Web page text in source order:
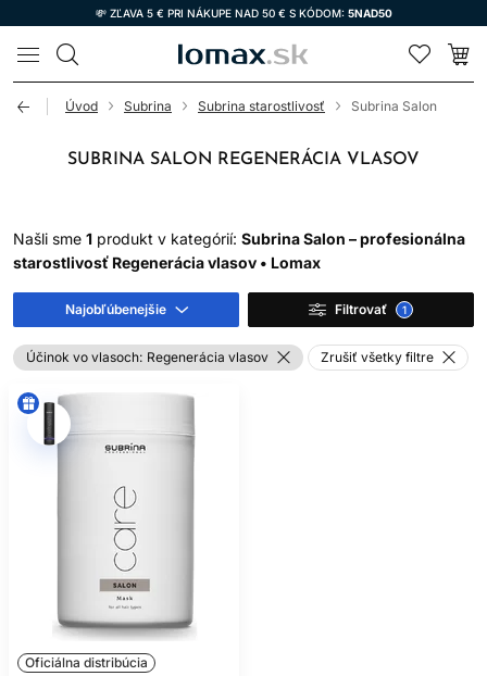
💸 ZĽAVA 5 € PRI NÁKUPE NAD 50 € S KÓDOM: 5NAD50
LOMAX
Úvod Subrina Subrina starostlivosť Subrina Salon
SUBRINA SALON REGENERÁCIA VLASOV
Našli sme 1 produkt v kategórií: Subrina Salon – profesionálna
starostlivosť Regenerácia vlasov • Lomax
Najobľúbenejšie Filtrovať 1
Účinok vo vlasoch: Regenerácia vlasov Zrušiť všetky filtre
Oficiálna distribúcia